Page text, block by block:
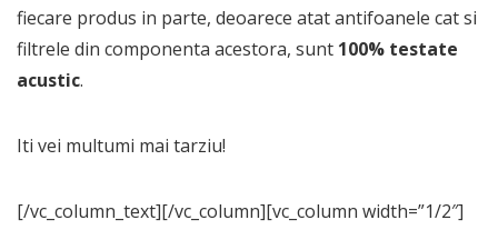
fiecare produs in parte, deoarece atat antifoanele cat si
filtrele din componenta acestora, sunt 100% testate
acustic.
Iti vei multumi mai tarziu!
[/vc_column_text][/vc_column][vc_column width=”1/2″]